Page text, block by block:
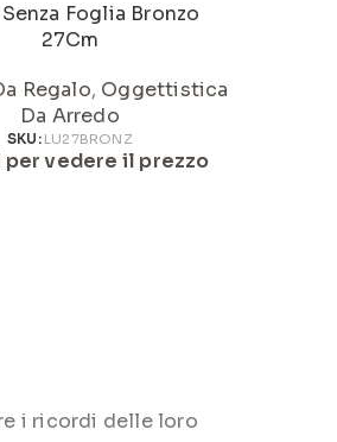
Foglia Bronzo
27Cm
Regalo, Oggettistica
Da Arredo
SKU: LU27BRONZ
per vedere il prezzo
i ricordi delle loro